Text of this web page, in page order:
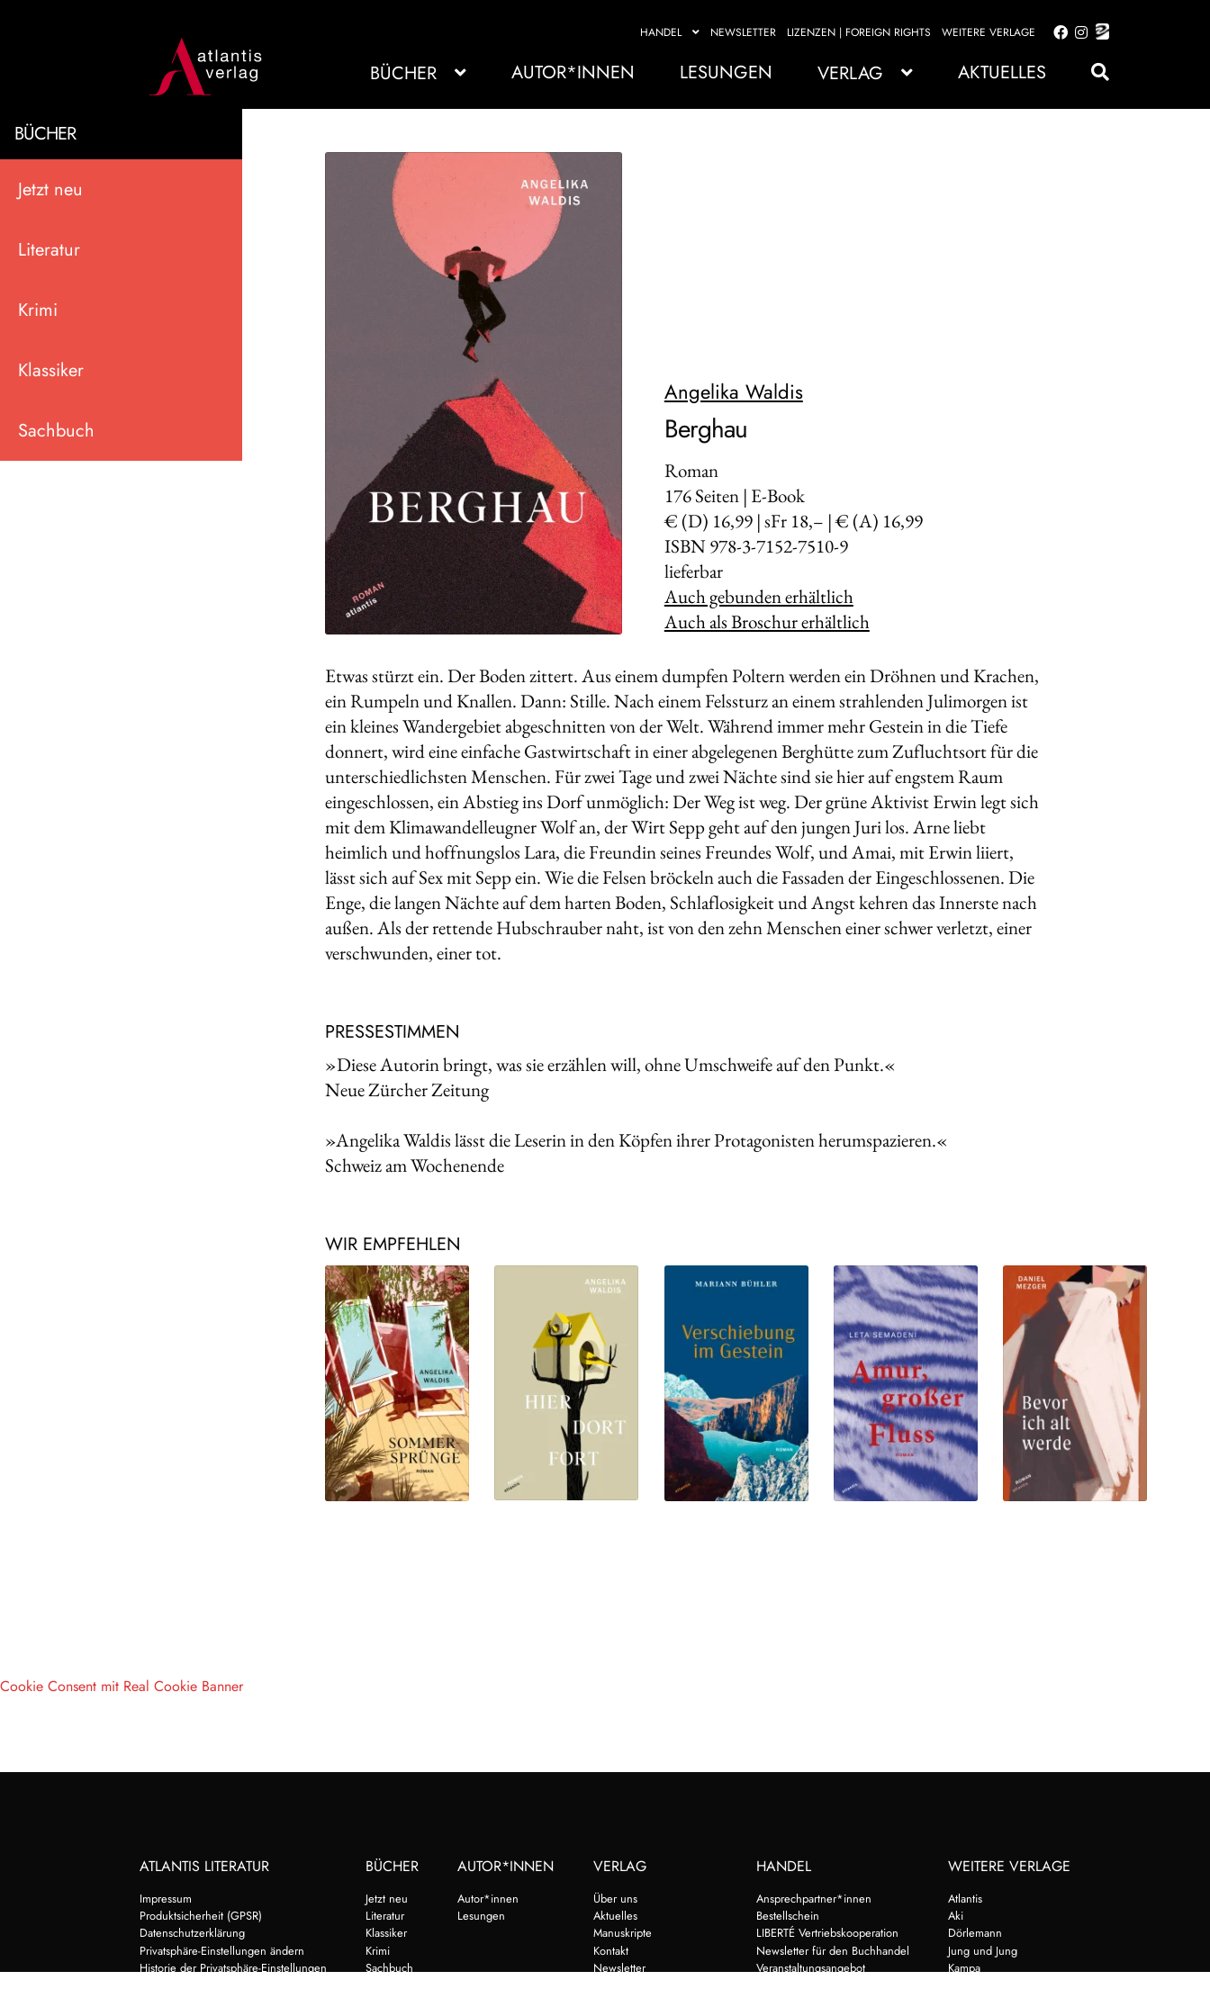
HANDEL NEWSLETTER LIZENZEN | FOREIGN RIGHTS WEITERE VERLAGE
Zur
springen
Zum
springen
BÜCHER AUTOR*INNEN LESUNGEN VERLAG AKTUELLES
BÜCHER
Jetzt neu
Literatur
Krimi
Klassiker
Sachbuch
Angelika Waldis
Berghau
Roman
176Seiten | E-Book
€ (D) 16,99 | sFr 18,– | € (A) 16,99
ISBN 978-3-7152-7510-9
lieferbar
Auch gebunden erhältlich
Auch als Broschur erhältlich
Etwas stürzt ein. Der Boden zittert. Aus einem dumpfen Poltern werden ein Dröhnen und Krachen,
ein Rumpeln und Knallen. Dann: Stille. Nach einem Felssturz an einem strahlenden Julimorgen ist
ein kleines Wandergebiet abgeschnitten von der Welt. Während immer mehr Gestein in die Tiefe
donnert, wird eine einfache Gastwirtschaft in einer abgelegenen Berghütte zum Zufluchtsort für die
unterschiedlichsten Menschen. Für zwei Tage und zwei Nächte sind sie hier auf engstem Raum
eingeschlossen, ein Abstieg ins Dorf unmöglich: Der Weg ist weg. Der grüne Aktivist Erwin legt sich
mit dem Klima­wandelleugner Wolf an, der Wirt Sepp geht auf den jungen Juri los. Arne liebt
heimlich und hoffnungslos Lara, die Freundin seines Freundes Wolf, und Amai, mit Erwin liiert,
lässt sich auf Sex mit Sepp ein. Wie die Felsen bröckeln auch die Fassaden der Eingeschlossenen. Die
Enge, die langen Nächte auf dem harten Boden, Schlaflosigkeit und Angst kehren das Innerste nach
außen. Als der rettende Hubschrauber naht, ist von den zehn Menschen einer schwer verletzt, einer
verschwunden, einer tot.
PRESSESTIMMEN
»Diese Autorin bringt, was sie erzählen will, ohne Umschweife auf den Punkt.«
Neue Zürcher Zeitung
»Angelika Waldis lässt die Leserin in den Köpfen ihrer Protagonisten herumspazieren.«
Schweiz am Wochenende
WIR EMPFEHLEN
ATLANTIS LITERATUR
Impressum
Produktsicherheit (GPSR)
Datenschutzerklärung
Privatsphäre-Einstellungen ändern
Historie der Privatsphäre-Einstellungen
BÜCHER
Jetzt neu
Literatur
Klassiker
Krimi
Sachbuch
AUTOR*INNEN
Autor*innen
Lesungen
VERLAG
Über uns
Aktuelles
Manuskripte
Kontakt
Newsletter
HANDEL
Ansprechpartner*innen
Bestellschein
LIBERTÉ Vertriebskooperation
Newsletter für den Buchhandel
Veranstaltungsangebot
WEITERE VERLAGE
Atlantis
Aki
Dörlemann
Jung und Jung
Kampa
Cookie Consent mit Real Cookie Banner